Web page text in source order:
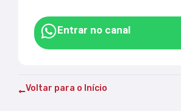
Entrar no canal
Voltar para o Início